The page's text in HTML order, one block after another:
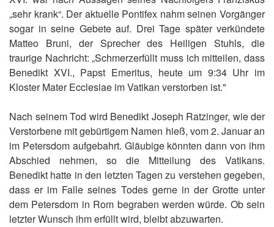
„sehr krank“. Der aktuelle Pontifex nahm seinen Vorgänger
sogar in seine Gebete auf. Drei Tage später verkündete
Matteo Bruni, der Sprecher des Heiligen Stuhls, die
traurige Nachricht: „Schmerzerfüllt muss ich mitteilen, dass
Benedikt XVI., Papst Emeritus, heute um 9:34 Uhr im
Kloster Mater Ecclesiae im Vatikan verstorben ist."
Nach seinem Tod wird Benedikt Joseph Ratzinger, wie der
Verstorbene mit gebürtigem Namen hieß, vom 2. Januar an
im Petersdom aufgebahrt. Gläubige könnten dann von ihm
Abschied nehmen, so die Mitteilung des Vatikans.
Benedikt hatte in den letzten Tagen zu verstehen gegeben,
dass er im Falle seines Todes gerne in der Grotte unter
dem Petersdom in Rom begraben werden würde. Ob sein
letzter Wunsch ihm erfüllt wird, bleibt abzuwarten.